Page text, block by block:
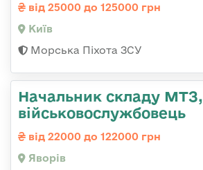
від 25000 до 125000 грн
Київ
Морська Піхота ЗСУ
Начальник складу МТЗ,
військовослужбовець
від 22000 до 122000 грн
Яворів